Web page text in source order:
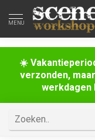
☀️
verzonden,
werkdagen
MENU